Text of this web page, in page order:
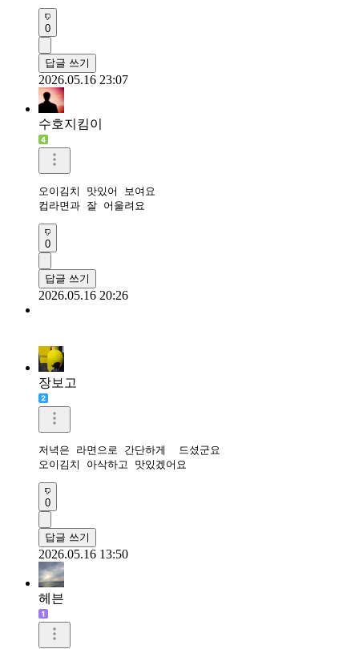
0
답글 쓰기
2026.05.16 23:07
수호지킴이
오이김치 맛있어 보여요
컵라면과 잘 어울려요
0
답글 쓰기
2026.05.16 20:26
장보고
저녁은 라면으로 간단하게  드셨군요
오이김치 아삭하고 맛있겠어요
0
답글 쓰기
2026.05.16 13:50
헤븐